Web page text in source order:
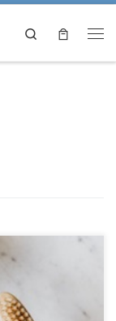
Search
täglich zu putzen.